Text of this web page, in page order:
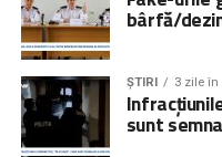
campanii media și online.
Serviciile de consiliere
accesate prin linia
platforma
bârfă/
ȘTIRI 3 zile
sunt